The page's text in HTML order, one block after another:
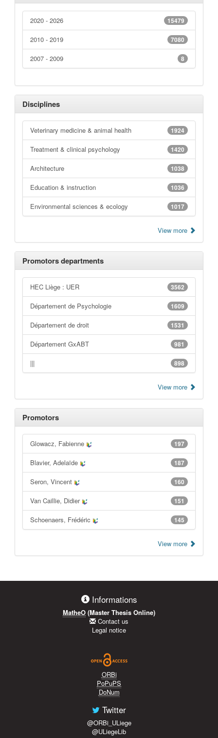
15479
2020 - 2026
7080
2010 - 2019
8
2007 - 2009
Disciplines
1924
Veterinary medicine & animal health
1420
Treatment & clinical psychology
1038
Architecture
1036
Education & instruction
1017
Environmental sciences & ecology
View more
Promotors departments
3562
HEC Liège : UER
1609
Département de Psychologie
1531
Département de droit
981
Département GxABT
898
|||
View more
Promotors
197
Glowacz, Fabienne
187
Blavier, Adelaïde
160
Seron, Vincent
151
Van Caillie, Didier
145
Schoenaers, Frédéric
View more
Informations
MatheO (Master Thesis Online)
Contact us
Legal notice
ORBi
PoPuPS
DoNum
Twitter
@ORBi_ULiege
@ULiegeLib